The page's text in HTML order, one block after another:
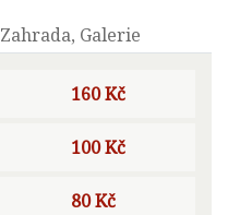
Zahrada, Galerie
160 Kč
100 Kč
80 Kč